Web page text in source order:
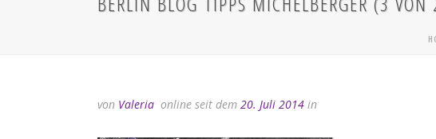
von Valeria online seit dem 20. Juli 2014 in